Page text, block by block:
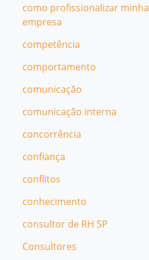
como profissionalizar minha
empresa
competência
comportamento
comunicação
comunicação interna
concorrência
confiança
conflitos
conhecimento
consultor de RH SP
Consultores